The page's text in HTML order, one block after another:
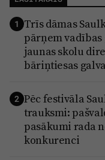
1 Trīs dāmas
pārņem vadības
jaunas skolu
bāriņtiesas galva
2 Pēc festivāla
trauksmi:
pasākumi rada
konkurenci